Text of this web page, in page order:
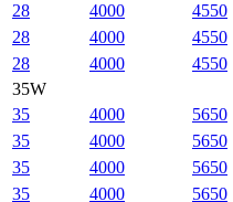
28
4000 4550
28
4000 4550
28
4000 4550
35W
35
4000 5650
35
4000 5650
35
4000 5650
35
4000 5650